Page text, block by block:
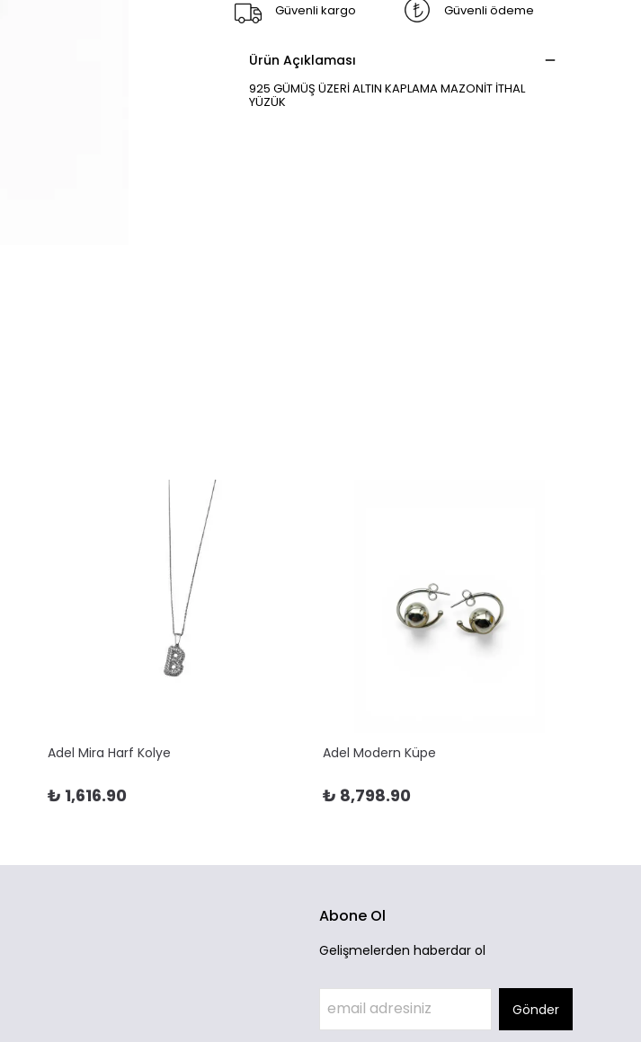
Güvenli kargo Güvenli ödeme
Ürün Açıklaması
925 GÜMÜŞ ÜZERİ ALTIN KAPLAMA MAZONİT İTHAL
YÜZÜK
Adel Mira Harf Kolye
₺ 1,616.90
Adel Modern Küpe
₺ 8,798.90
Abone Ol
Gelişmelerden haberdar ol
Gönder